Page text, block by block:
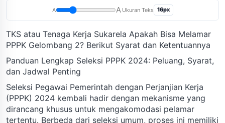
A A Ukuran Teks 16px
TKS atau Tenaga Kerja Sukarela Apakah Bisa Melamar
PPPK Gelombang 2? Berikut Syarat dan Ketentuannya
Panduan Lengkap Seleksi PPPK 2024: Peluang, Syarat,
dan Jadwal Penting
Seleksi Pegawai Pemerintah dengan Perjanjian Kerja
(PPPK) 2024 kembali hadir dengan mekanisme yang
dirancang khusus untuk mengakomodasi pelamar
tertentu. Berbeda dari seleksi umum, proses ini memiliki